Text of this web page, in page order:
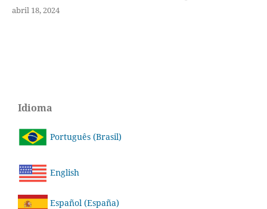
abril 18, 2024
Idioma
Português (Brasil)
English
Español (España)